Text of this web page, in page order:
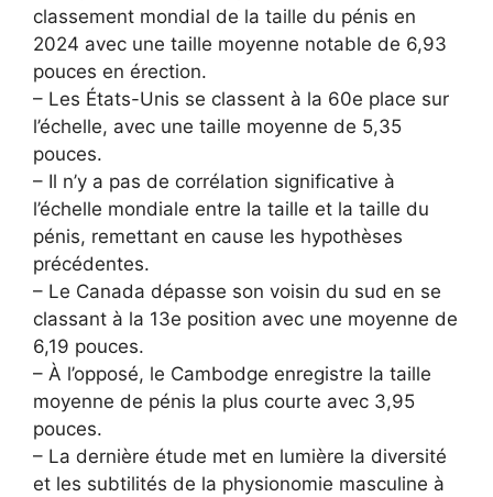
classement mondial de la taille du pénis en
2024 avec une taille moyenne notable de 6,93
pouces en érection.
– Les États-Unis se classent à la 60e place sur
l’échelle, avec une taille moyenne de 5,35
pouces.
– Il n’y a pas de corrélation significative à
l’échelle mondiale entre la taille et la taille du
pénis, remettant en cause les hypothèses
précédentes.
– Le Canada dépasse son voisin du sud en se
classant à la 13e position avec une moyenne de
6,19 pouces.
– À l’opposé, le Cambodge enregistre la taille
moyenne de pénis la plus courte avec 3,95
pouces.
– La dernière étude met en lumière la diversité
et les subtilités de la physionomie masculine à